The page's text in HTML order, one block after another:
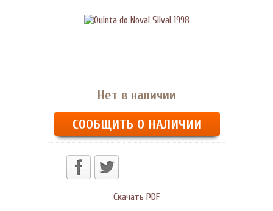
Нет в наличии
СООБЩИТЬ О НАЛИЧИИ
Скачать PDF